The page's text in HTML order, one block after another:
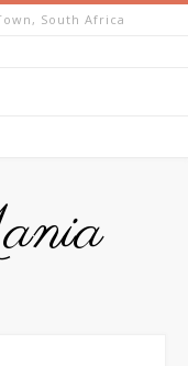
South Africa